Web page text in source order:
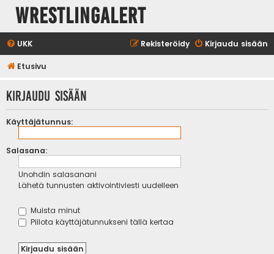
WrestlingAlert
UKK Kirjaudu sisään
Rekisteröidy
Etusivu
Kirjaudu sisään
Käyttäjätunnus:
Salasana:
Unohdin salasanani
Lähetä tunnusten aktivointiviesti uudelleen
Muista minut
Piilota käyttäjätunnukseni tällä kertaa